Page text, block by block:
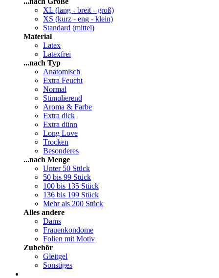
XL (lang - breit - groß)
XS (kurz - eng - klein)
Standard (mittel)
Material
Latex
Latexfrei
...nach Typ
Anatomisch
Extra Feucht
Normal
Stimulierend
Aroma & Farbe
Extra dick
Extra dünn
Long Love
Trocken
Besonderes
...nach Menge
Unter 50 Stück
50 bis 99 Stück
100 bis 135 Stück
136 bis 199 Stück
Mehr als 200 Stück
Alles andere
Dams
Frauenkondome
Folien mit Motiv
Zubehör
Gleitgel
Sonstiges